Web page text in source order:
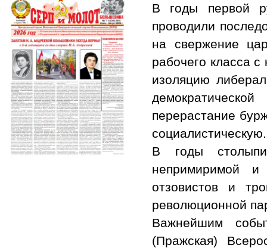
В годы первой
проводили
на свержение
рабочего класса с
изоляцию
перерастание
социалистическую.
В годы
непримиримой и
отзовистов и
революционной
Важнейшим
(Пражская)